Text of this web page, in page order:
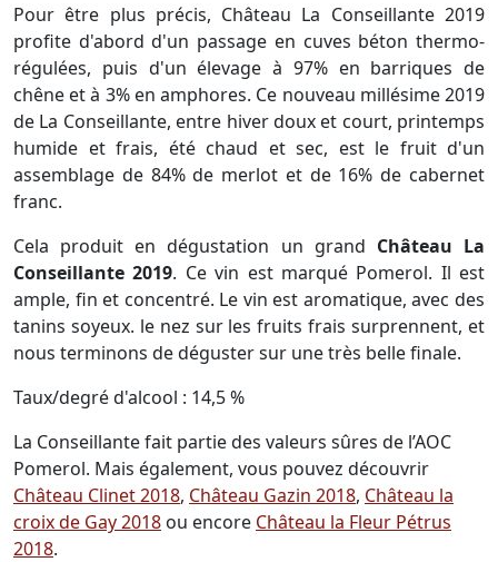
Pour être plus précis, Château La Conseillante 2019
profite d'abord d'un passage en cuves béton thermo-
régulées, puis d'un élevage à 97% en barriques de
chêne et à 3% en amphores. Ce nouveau millésime 2019
de La Conseillante, entre hiver doux et court, printemps
humide et frais, été chaud et sec, est le fruit d'un
assemblage de 84% de merlot et de 16% de cabernet
franc.
Cela produit en dégustation un grand Château La
Conseillante 2019. Ce vin est marqué Pomerol. Il est
ample, fin et concentré. Le vin est aromatique, avec des
tanins soyeux. le nez sur les fruits frais surprennent, et
nous terminons de déguster sur une très belle finale.
Taux/degré d'alcool : 14,5 %
La Conseillante fait partie des valeurs sûres de l’AOC
Pomerol. Mais également, vous pouvez découvrir
Château Clinet 2018, Château Gazin 2018, Château la
croix de Gay 2018 ou encore Château la Fleur Pétrus
2018.